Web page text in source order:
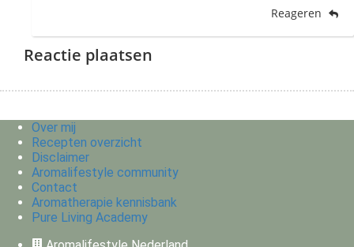
Reageren
Reactie plaatsen
Over mij
Recepten overzicht
Disclaimer
Aromalifestyle community
Contact
Aromatherapie kennisbank
Pure Living Academy